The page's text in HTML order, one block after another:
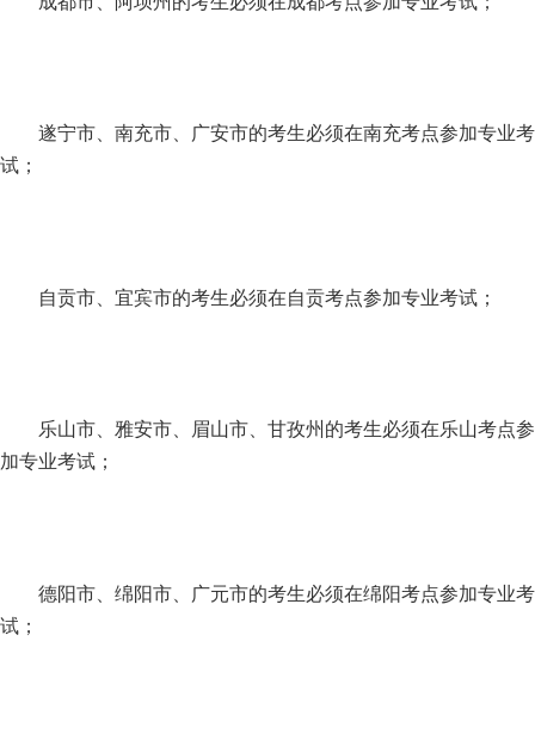
遂宁市、南充市、广安市的考生必须在南充考点参加专业考
试；
自贡市、宜宾市的考生必须在自贡考点参加专业考试；
乐山市、雅安市、眉山市、甘孜州的考生必须在乐山考点参
加专业考试；
德阳市、绵阳市、广元市的考生必须在绵阳考点参加专业考
试；